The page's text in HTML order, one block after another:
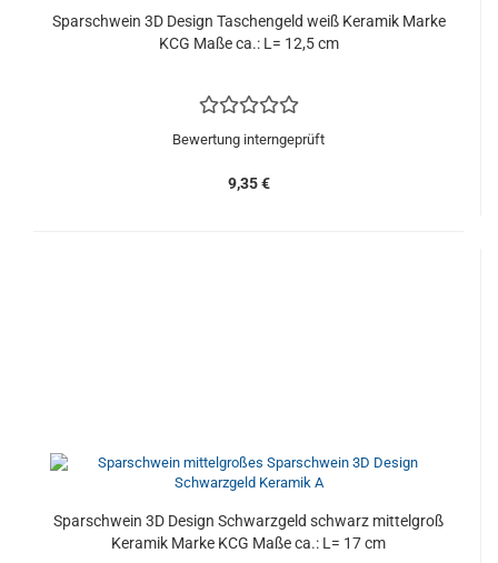
Sparschwein 3D Design Taschengeld weiß Keramik Marke
KCG Maße ca.: L= 12,5 cm
Bewertung interngeprüft
9,35 €
Sparschwein 3D Design Schwarzgeld schwarz mittelgroß
Keramik Marke KCG Maße ca.: L= 17 cm